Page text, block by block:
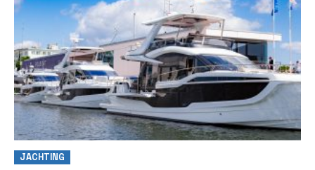
JACHTING